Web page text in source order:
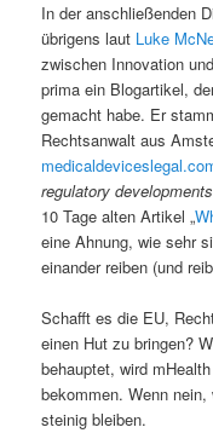
In der anschließenden
übrigens laut Luke
zwischen Innovation
prima ein Blogartikel,
gemacht habe. Er
Rechtsanwalt aus
regulatory
10 Tage alten Artikel „
eine Ahnung, wie sehr
einander reiben (und
Schafft es die EU,
einen Hut zu bringen?
behauptet, wird
bekommen. Wenn
steinig bleiben.